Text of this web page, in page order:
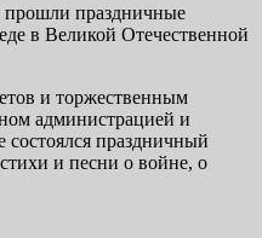
прошли праздничные
в Великой Отечественной
и торжественным
администрацией и
праздничный
и песни о войне, о